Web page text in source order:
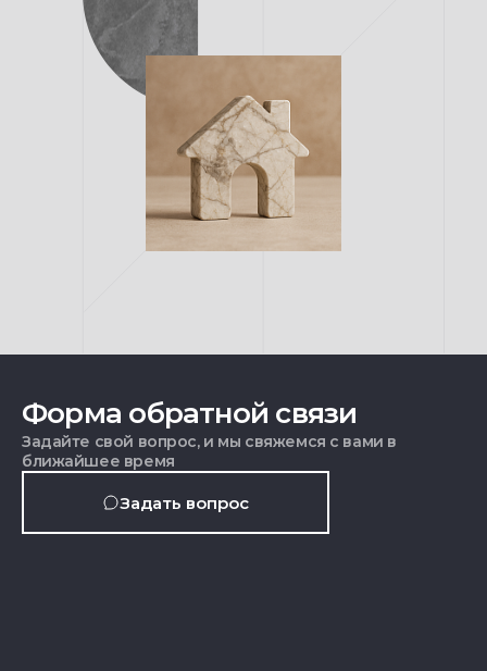
Форма обратной связи
Задайте свой вопрос, и мы свяжемся с вами в
ближайшее время
Задать вопрос